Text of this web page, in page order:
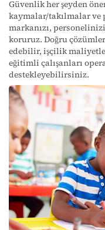
Güvenlik her şeyden
kaymalar/takılmalar ve
markanızı,
koruruz. Doğru
edebilir, işçilik
eğitimli çalışanları
destekleyebilirsiniz.